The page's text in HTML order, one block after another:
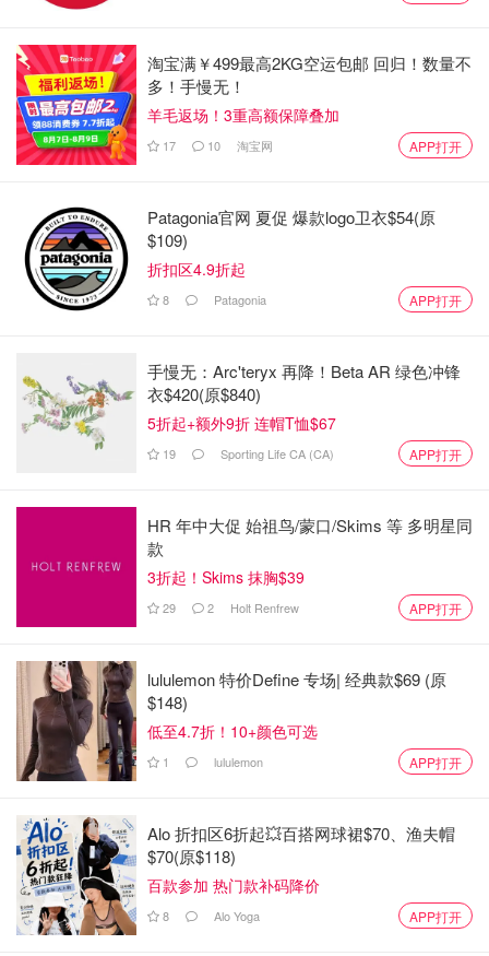
Lalande身高5英尺5英寸，棕色短发，棕色眼睛。警方称，
最后一次见到他时，他身穿黑色T恤，黑色阿迪达斯裤子，
以及红色和黑色的鞋子。
警方说，他们正在使用一个支持GPS的应用程序
What3Words，以帮助寻找渥太华的失踪者。该应用程序使
用三个字的标识符来确定失踪者的位置。
"渥太华警方每年响应大约2000个失踪人员电话，"督察
要的推动力，使我们更迅速地找到人。"
警方希望有更多信息的人拨打613-236-1222。
淘宝满￥499最高2KG空运包邮 回归！数量不
多！手慢无！
羊毛返场！3重高额保障叠加
17 10 淘宝网 APP打开
Patagonia官网 夏促 爆款logo卫衣$54(原
$109)
折扣区4.9折起
8 Patagonia APP打开
手慢无：Arc'teryx 再降！Beta AR 绿色冲锋
衣$420(原$840)
5折起+额外9折 连帽T恤$67
19 Sporting Life CA (CA) APP打开
HR 年中大促 始祖鸟/蒙口/Skims 等 多明星同
款
3折起！Skims 抹胸$39
29 2 Holt Renfrew APP打开
lululemon 特价Define 专场| 经典款$69 (原
$148)
低至4.7折！10+颜色可选
1 lululemon APP打开
Alo 折扣区6折起💥百搭网球裙$70、渔夫帽
$70(原$118)
百款参加 热门款补码降价
8 Alo Yoga APP打开